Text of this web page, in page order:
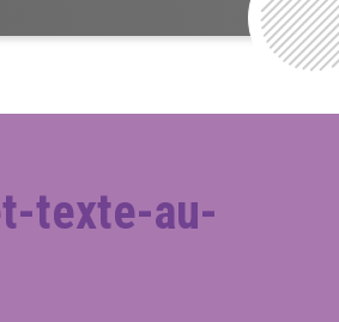
texte-au-